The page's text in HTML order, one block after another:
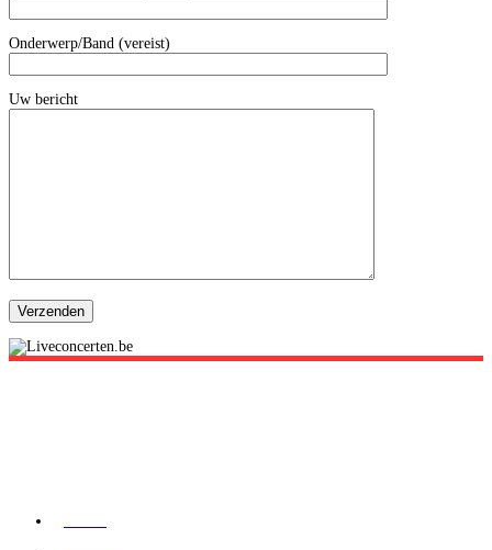
Onderwerp/Band (vereist)
Uw bericht